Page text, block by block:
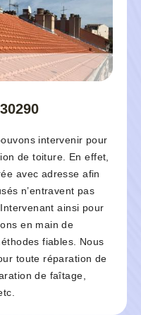
intervenir pour
de toiture. En effet,
avec adresse afin
n’entravent pas
ainsi pour
en main de
fiables. Nous
toute réparation de
de faîtage,